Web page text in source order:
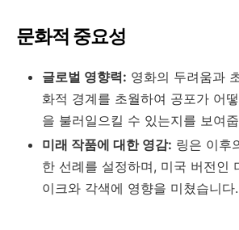
문화적 중요성
글로벌 영향력: 영화의 두려움과
화적 경계를 초월하여 공포가 어
을 불러일으킬 수 있는지를 보여
미래 작품에 대한 영감: 링은 이후
한 선례를 설정하며, 미국 버전인
이크와 각색에 영향을 미쳤습니다.